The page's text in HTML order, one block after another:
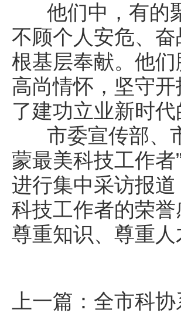
他们中，有的
不顾个人安危、
根基层奉献。他
高尚情怀，坚守
了建功立业新时
市委宣传部、市
蒙最美科技工作
进行集中采访报
科技工作者的荣
尊重知识、尊重
上一篇： 全市科协